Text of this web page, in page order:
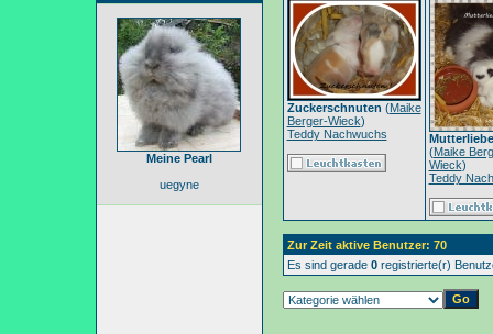
Meine Pearl
uegyne
Zuckerschnuten (Maike
Berger-Wieck)
Teddy Nachwuchs
Mutterliebe
(Maike
Wieck)
Teddy
Zur Zeit aktive Benutzer: 70
Es sind gerade 0registrierte(r)